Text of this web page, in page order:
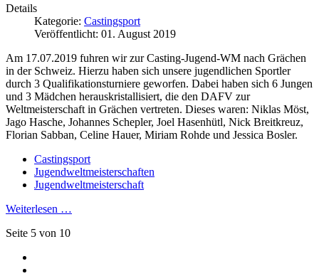
Details
Kategorie: Castingsport
Veröffentlicht: 01. August 2019
Am 17.07.2019 fuhren wir zur Casting-Jugend-WM nach Grächen
in der Schweiz. Hierzu haben sich unsere jugendlichen Sportler
durch 3 Qualifikationsturniere geworfen. Dabei haben sich 6 Jungen
und 3 Mädchen herauskristallisiert, die den DAFV zur
Weltmeisterschaft in Grächen vertreten. Dieses waren: Niklas Möst,
Jago Hasche, Johannes Schepler, Joel Hasenhütl, Nick Breitkreuz,
Florian Sabban, Celine Hauer, Miriam Rohde und Jessica Bosler.
Castingsport
Jugendweltmeisterschaften
Jugendweltmeisterschaft
Weiterlesen …
Seite 5 von 10